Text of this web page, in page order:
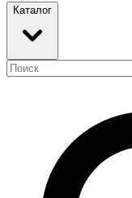
Каталог